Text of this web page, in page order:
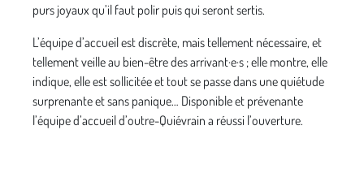
purs joyaux qu’il faut polir puis qui seront sertis.
L’équipe d’accueil est discrète, mais tellement nécessaire, et
tellement veille au bien-être des arrivant·e·s ; elle montre, elle
indique, elle est sollicitée et tout se passe dans une quiétude
surprenante et sans panique… Disponible et prévenante
l’équipe d’accueil d’outre-Quiévrain a réussi l’ouverture.